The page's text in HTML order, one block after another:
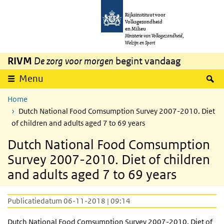
Overslaan en naar de inhoud gaan
Rijksinstituut voor
Volksgezondheid
en Milieu
Ministerie van Volksgezondheid,
Welzijn en Sport
RIVM De zorg voor morgen begint vandaag
Menu
Home
Dutch National Food Comsumption Survey 2007-2010. Diet
of children and adults aged 7 to 69 years
Dutch National Food Comsumption
Survey 2007-2010. Diet of children
and adults aged 7 to 69 years
Publicatiedatum 06-11-2018 | 09:14
Dutch National Food Comsumption Survey 2007-2010. Diet of